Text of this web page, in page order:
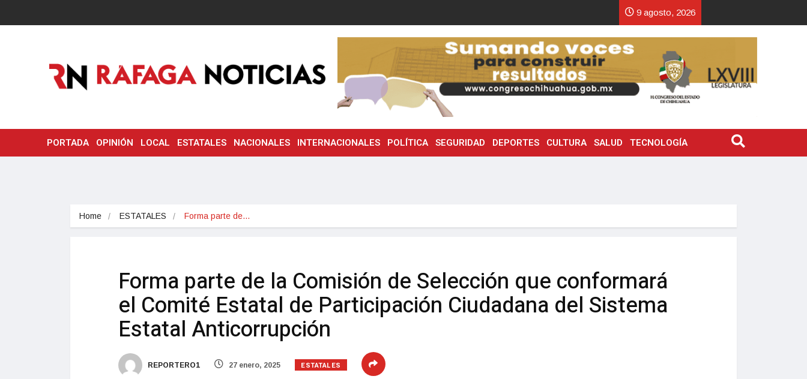
9 agosto, 2026
PORTADA OPINIÓN LOCAL ESTATALES NACIONALES INTERNACIONALES POLÍTICA SEGURIDAD DEPORTES CULTURA SALUD TECNOLOGÍA
Home ESTATALES Forma parte de…
Forma parte de la Comisión de Selección que conformará
el Comité Estatal de Participación Ciudadana del Sistema
Estatal Anticorrupción
REPORTERO1 27 enero, 2025 ESTATALES